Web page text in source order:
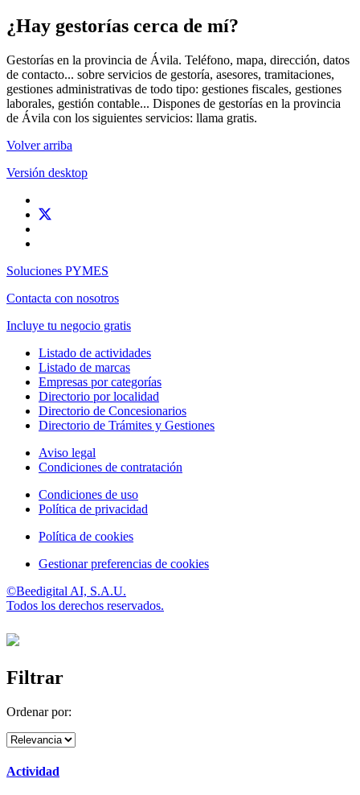
¿Hay gestorías cerca de mí?
Gestorías en la provincia de Ávila. Teléfono, mapa, dirección, datos
de contacto... sobre servicios de gestoría, asesores, tramitaciones,
gestiones administrativas de todo tipo: gestiones fiscales, gestiones
laborales, gestión contable... Dispones de gestorías en la provincia
de Ávila con los siguientes servicios: llama gratis.
Volver arriba
Versión desktop
Soluciones PYMES
Contacta con nosotros
Incluye tu negocio gratis
Listado de actividades
Listado de marcas
Empresas por categorías
Directorio por localidad
Directorio de Concesionarios
Directorio de Trámites y Gestiones
Aviso legal
Condiciones de contratación
Condiciones de uso
Política de privacidad
Política de cookies
Gestionar preferencias de cookies
©Beedigital AI, S.A.U.
Todos los derechos reservados.
Filtrar
Ordenar por:
Actividad